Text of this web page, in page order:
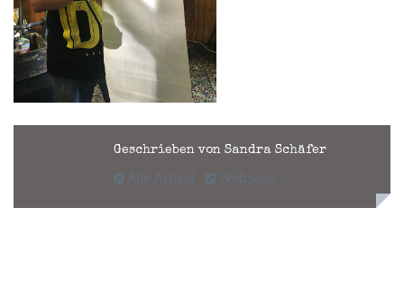
Geschrieben von Sandra Schäfer
Alle Artikel Webseite